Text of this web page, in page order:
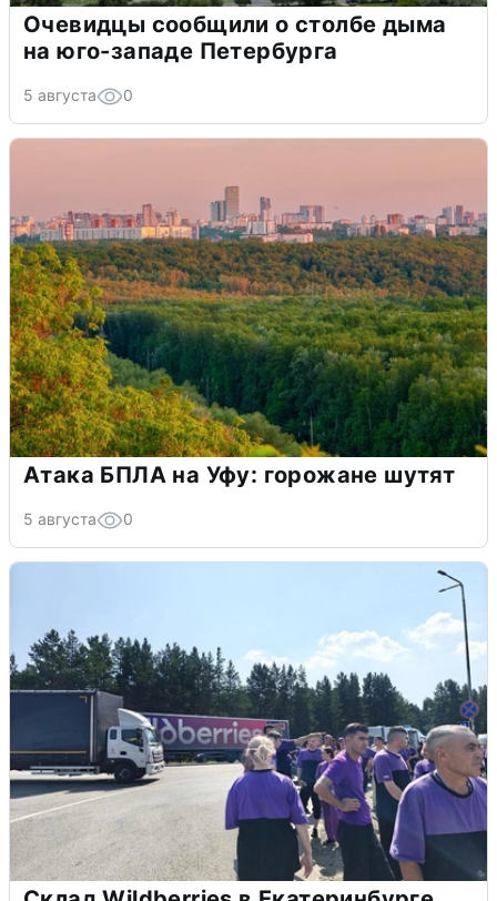
Очевидцы сообщили о столбе дыма
на юго-западе Петербурга
5 августа 0
Атака БПЛА на Уфу: горожане шутят
5 августа 0